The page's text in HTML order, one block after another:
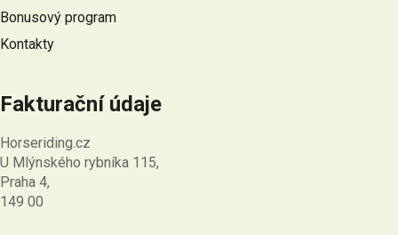
Bonusový program
Kontakty
Fakturační údaje
Horseriding.cz
U Mlýnského rybníka 115,
Praha 4,
149 00